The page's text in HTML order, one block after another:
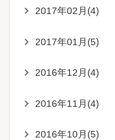
2017年02月(4)
2017年01月(5)
2016年12月(4)
2016年11月(4)
2016年10月(5)